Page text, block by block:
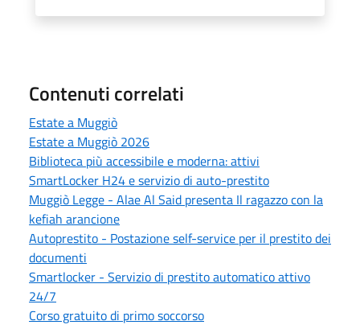
Contenuti correlati
Estate a Muggiò
Estate a Muggiò 2026
Biblioteca più accessibile e moderna: attivi
SmartLocker H24 e servizio di auto-prestito
Muggiò Legge - Alae Al Said presenta Il ragazzo con la
kefiah arancione
Autoprestito - Postazione self-service per il prestito dei
documenti
Smartlocker - Servizio di prestito automatico attivo
24/7
Corso gratuito di primo soccorso